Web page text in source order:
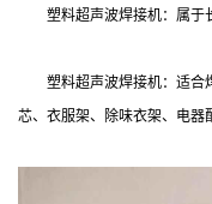
塑料超声波焊接机：属于长
塑料超声波焊接机：适合焊
芯、衣服架、除味衣架、电器